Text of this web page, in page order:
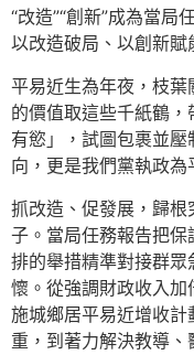
“改造”“創新”成為當局
以改造破局、以創新賦
平易近生為年夜，枝
的價值取這些千紙鶴
有慾」，試圖包裹並壓
向，更是我們黨執政為
抓改造、促發展，歸根
子。當局任務報告把
排的舉措精準對接群
懷。從強調財政收入
施城鄉居平易近增收
重，到著力解決教導